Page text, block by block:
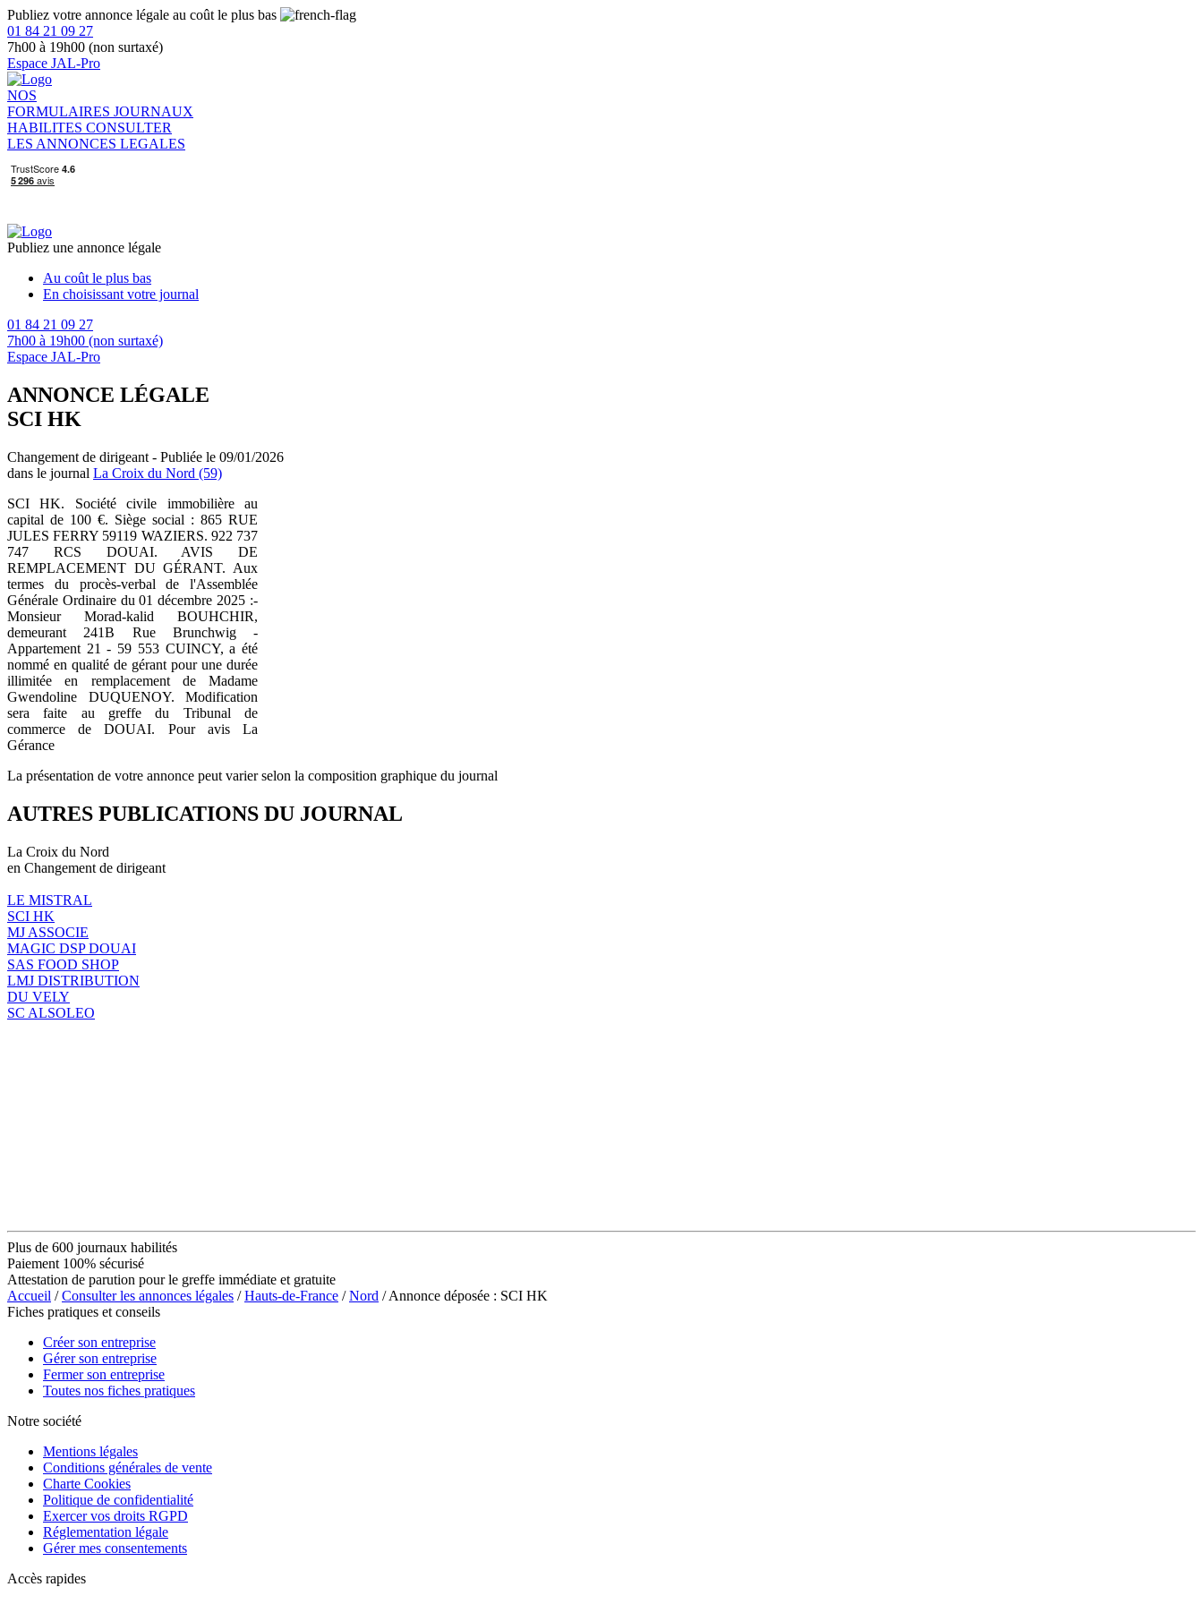
Publiez votre annonce légale au coût le plus bas
01 84 21 09 27
7h00 à 19h00 (non surtaxé)
Espace JAL-Pro
NOS
FORMULAIRES JOURNAUX
HABILITES CONSULTER
LES ANNONCES LEGALES
Publiez une annonce légale
Au coût le plus bas
En choisissant votre journal
01 84 21 09 27
7h00 à 19h00 (non surtaxé)
Espace JAL-Pro
ANNONCE LÉGALE
SCI HK
Changement de dirigeant - Publiée le 09/01/2026
dans le journal La Croix du Nord (59)
SCI HK. Société civile immobilière au
capital de 100 €. Siège social : 865 RUE
JULES FERRY 59119 WAZIERS. 922 737
747 RCS DOUAI. AVIS DE
REMPLACEMENT DU GÉRANT. Aux
termes du procès-verbal de l'Assemblée
Générale Ordinaire du 01 décembre 2025 :-
Monsieur Morad-kalid BOUHCHIR,
demeurant 241B Rue Brunchwig -
Appartement 21 - 59 553 CUINCY, a été
nommé en qualité de gérant pour une durée
illimitée en remplacement de Madame
Gwendoline DUQUENOY. Modification
sera faite au greffe du Tribunal de
commerce de DOUAI. Pour avis La
Gérance
La présentation de votre annonce peut varier selon la composition graphique du journal
AUTRES PUBLICATIONS DU JOURNAL
La Croix du Nord
en Changement de dirigeant
LE MISTRAL
SCI HK
MJ ASSOCIE
MAGIC DSP DOUAI
SAS FOOD SHOP
LMJ DISTRIBUTION
DU VELY
SC ALSOLEO
Plus de 600 journaux habilités
Paiement 100% sécurisé
Attestation de parution pour le greffe immédiate et gratuite
Accueil /Consulter les annonces légales /Hauts-de-France /Nord / Annonce déposée : SCI HK
Fiches pratiques et conseils
Créer son entreprise
Gérer son entreprise
Fermer son entreprise
Toutes nos fiches pratiques
Notre société
Mentions légales
Conditions générales de vente
Charte Cookies
Politique de confidentialité
Exercer vos droits RGPD
Réglementation légale
Gérer mes consentements
Accès rapides